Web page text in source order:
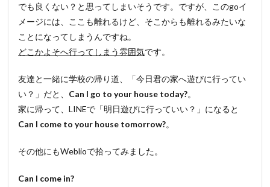
でも良くない？と思ってしまいそうです。ですが、このgoイ
メージには、ここも離れるけど、そこからも離れるみたいな
ことになってしまうんですね。
どこかよそへ行ってしまう雰囲気です。
友達と一緒に学校の帰り道、「今日君の家へ遊びに行ってい
い？」だと、 Can I go to your house today?。
家に帰って、LINEで「明日遊びに行っていい？」になると
Can I come to your house tomorrow?。
その他にもWeblioで拾ってみました。
Can I come in?